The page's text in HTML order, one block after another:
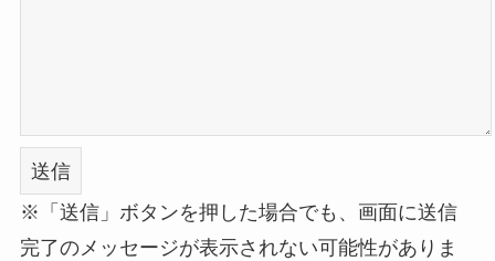
※「送信」ボタンを押した場合でも、画面に送信
完了のメッセージが表示されない可能性がありま